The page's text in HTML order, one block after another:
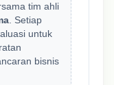
tim ahli
. Setiap
untuk
bisnis